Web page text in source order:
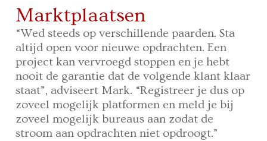
Marktplaatsen
“Wed steeds op verschillende paarden. Sta
altijd open voor nieuwe opdrachten. Een
project kan vervroegd stoppen en je hebt
nooit de garantie dat de volgende klant klaar
staat”, adviseert Mark. “Registreer je dus op
zoveel mogelijk platformen en meld je bij
zoveel mogelijk bureaus aan zodat de
stroom aan opdrachten niet opdroogt.”